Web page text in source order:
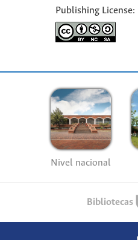
Publishing License:
Nivel nacional
Bibliotecas